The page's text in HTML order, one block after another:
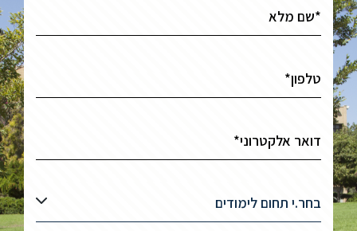
בחר.י תחום לימודים